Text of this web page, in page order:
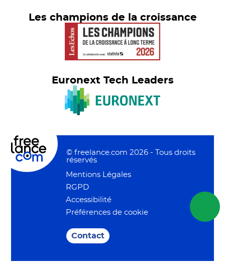
Les champions de la croissance
Euronext Tech Leaders
© freelance.com 2026 - Tous droits
réservés
Mentions Légales
RGPD
Accessibilité
Préférences de cookie
Contact